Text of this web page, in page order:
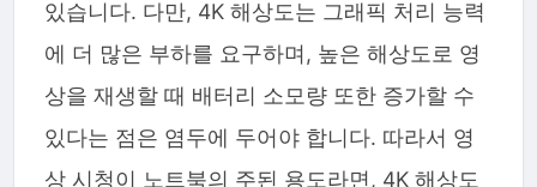
있습니다. 다만, 4K 해상도는 그래픽 처리 능력
에 더 많은 부하를 요구하며, 높은 해상도로 영
상을 재생할 때 배터리 소모량 또한 증가할 수
있다는 점은 염두에 두어야 합니다. 따라서 영
상 시청이 노트북의 주된 용도라면, 4K 해상도